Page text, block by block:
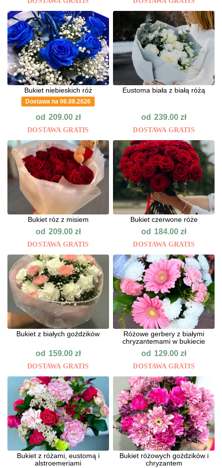
Bukiet niebieskich róż
Dostawa na 06.08.2026
od 209.00 zł
DOSTAWA GRATIS
Eustoma biała z białą różą
od 239.00zł
DOSTAWA GRATIS
Bukiet róz z misiem
od 209.00 zł
DOSTAWA GRATIS
Bukiet czerwone róże
od 184.00zł
DOSTAWA GRATIS
Bukiet z białych goździków
od 159.00 zł
DOSTAWA GRATIS
Różowe gerbery z białymi
chryzantemami w bukiecie
od 129.00zł
DOSTAWA GRATIS
Bukiet z różami, eustomą i
alstroemeriami
Bukiet różowych goździków i
chryzantem